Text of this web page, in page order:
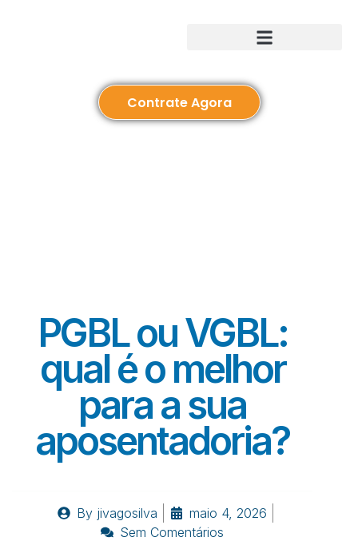
Contrate Agora
PGBL ou VGBL:
qual é o melhor
para a sua
aposentadoria?
Byjivagosilva
maio 4, 2026
Sem Comentários